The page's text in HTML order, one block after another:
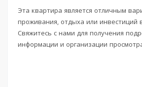
Эта квартира является отличным
проживания, отдыха или инвестиций
Свяжитесь с нами для получения
информации и организации